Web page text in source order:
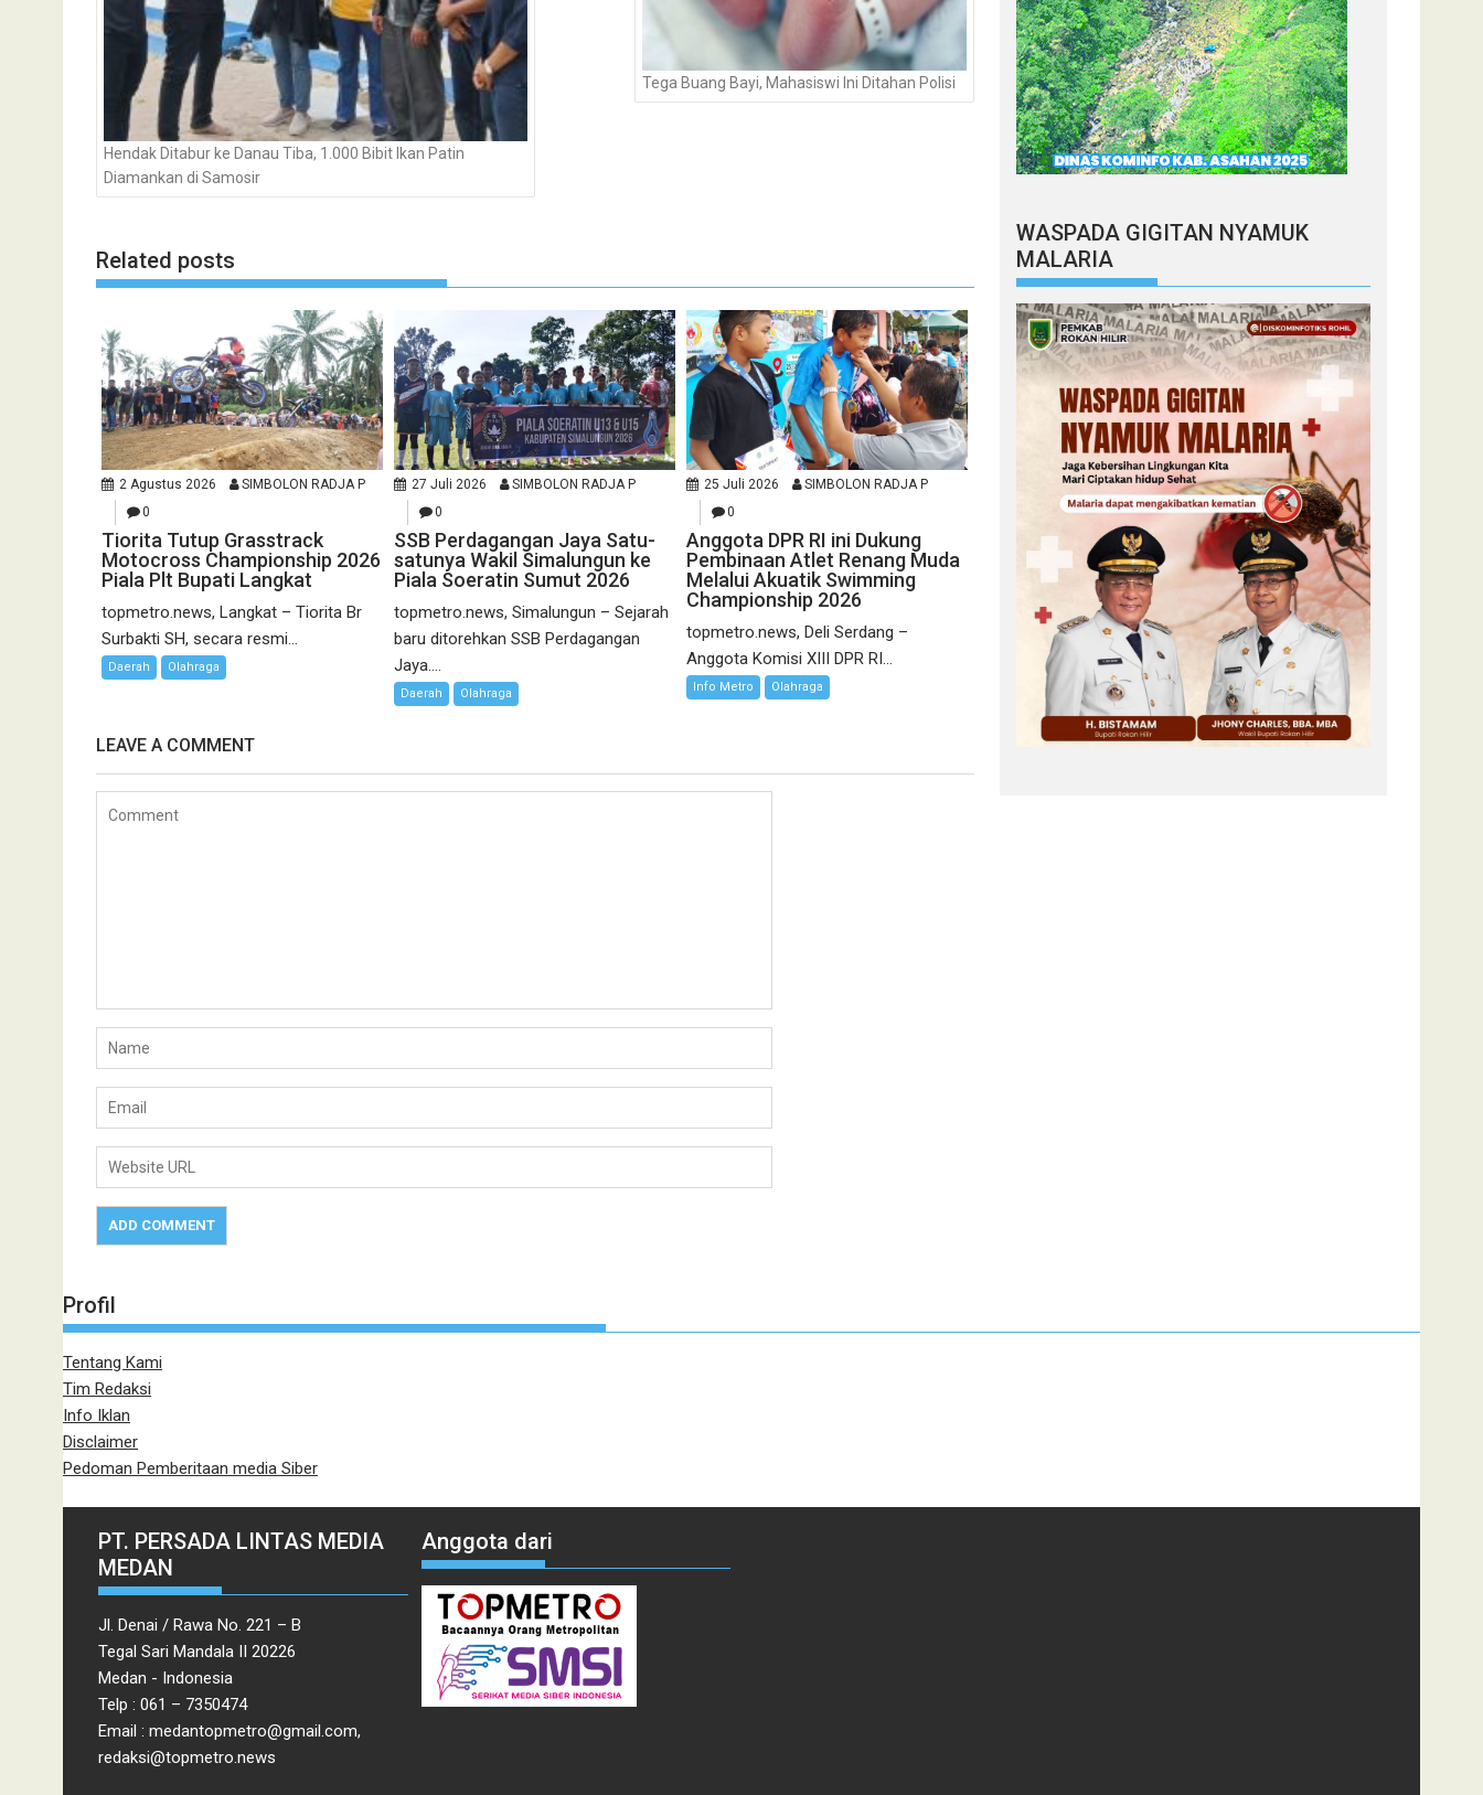
Hendak Ditabur ke Danau Tiba, 1.000 Bibit Ikan Patin
Diamankan di Samosir
Tega Buang Bayi, Mahasiswi Ini Ditahan Polisi
Related posts
2 Agustus 2026
SIMBOLON RADJA P
0
Tiorita Tutup Grasstrack
Motocross Championship 2026
Piala Plt Bupati Langkat
topmetro.news, Langkat – Tiorita Br
Surbakti SH, secara resmi...
Daerah Olahraga
27 Juli 2026
SIMBOLON RADJA P
0
SSB Perdagangan Jaya Satu-
satunya Wakil Simalungun ke
Piala Soeratin Sumut 2026
topmetro.news, Simalungun – Sejarah
baru ditorehkan SSB Perdagangan
Jaya....
Daerah Olahraga
25 Juli 2026
SIMBOLON RADJA P
0
Anggota DPR RI ini Dukung
Pembinaan Atlet Renang Muda
Melalui Akuatik Swimming
Championship 2026
topmetro.news, Deli Serdang –
Anggota Komisi XIII DPR RI...
Info Metro Olahraga
LEAVE A COMMENT
WASPADA GIGITAN NYAMUK
MALARIA
Profil
Tentang Kami
Tim Redaksi
Info Iklan
Disclaimer
Pedoman Pemberitaan media Siber
PT. PERSADA LINTAS MEDIA
MEDAN
Jl. Denai / Rawa No. 221 – B
Tegal Sari Mandala II 20226
Medan - Indonesia
Telp : 061 – 7350474
Email : medantopmetro@gmail.com,
redaksi@topmetro.news
Anggota dari